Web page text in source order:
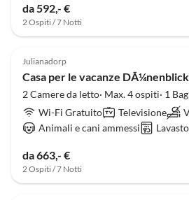
da 592,- €
2 Ospiti / 7 Notti
5.0 (1)
Julianadorp
Casa per le vacanze DÃ¼nenblick
2 Camere da letto· Max. 4 ospiti· 1
Wi-Fi Gratuito
Televisione
Animali e cani ammessi
da 663,- €
2 Ospiti / 7 Notti
5.0 (1)